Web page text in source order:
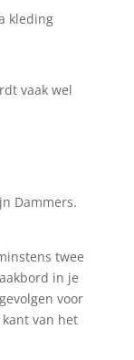
kleding
vaak wel
Dammers.
twee
in je
voor
van het